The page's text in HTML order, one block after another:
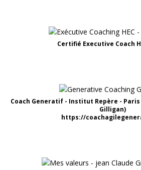
Certifié Executive Coach
Coach Generatif - Institut Repère -
Gilligan)
https://